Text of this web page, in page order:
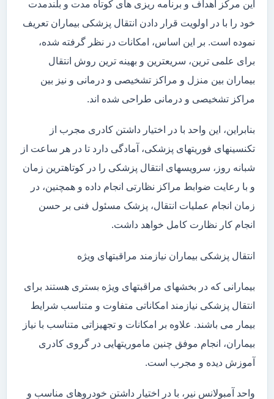
این مرکز اهداف و برنامه ریزی های کوتاه مدت و بلندمدت
خود را با در اولویت قرار دادن انتقال پزشکی بیماران تعریف
نموده است. بر این اساس، امکانات در نظر گرفته شده،
برای علمی ترین، سریعترین و بهینه ترین روش انتقال
بیماران بین منزل و مراکز تشخیصی و درمانی و نیز بین
مراکز تشخیصی و درمانی طراحی شده اند.
بنابراین، این واحد با در اختیار داشتن کادری مجرب از
تکنسینهای فوریتهای پزشکی، آمادگی دارد تا در هر ساعت از
شبانه روز، سرویسهای انتقال پزشکی را در کوتاهترین زمان
و با رعایت ضوابط مراکز نظارتی انجام داده و همچنین، در
زمان انجام عملیات انتقال، پزشک مسئول فنی بر حسن
انجام کار نظارت کامل خواهد داشت.
انتقال پزشکی بیماران نیازمند مراقبتهای ویژه
بیمارانی که در بخشهای مراقبتهای ویژه بستری هستند برای
انتقال پزشکی نیازمند امکاناتی متفاوت و متناسب شرایط
بیمار می باشند. علاوه بر امکانات و تجهیزاتی متناسب با نیاز
بیماران، انجام موفق چنین ماموریتهایی در گروی کادری
آموزش دیده و مجرب است.
واحد آمبولانس نیر، با در اختیار داشتن خودروهای مناسب و